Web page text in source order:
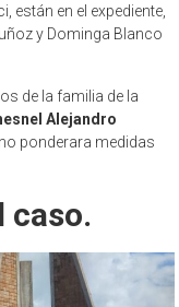
están en el expediente,
y Dominga Blanco
de la familia de la
Alejandro
ponderara medidas
caso.